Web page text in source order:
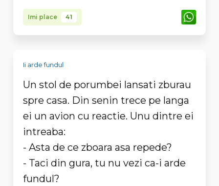
Imi place 41
Ii arde fundul
Un stol de porumbei lansati zburau
spre casa. Din senin trece pe langa
ei un avion cu reactie. Unu dintre ei
intreaba:
- Asta de ce zboara asa repede?
- Taci din gura, tu nu vezi ca-i arde
fundul?